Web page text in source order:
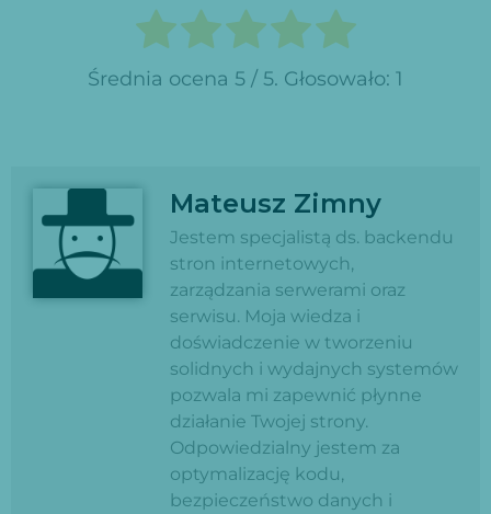
Średnia ocena 5 / 5. Głosowało: 1
Mateusz Zimny
Jestem specjalistą ds. backendu
stron internetowych,
zarządzania serwerami oraz
serwisu. Moja wiedza i
doświadczenie w tworzeniu
solidnych i wydajnych systemów
pozwala mi zapewnić płynne
działanie Twojej strony.
Odpowiedzialny jestem za
optymalizację kodu,
bezpieczeństwo danych i